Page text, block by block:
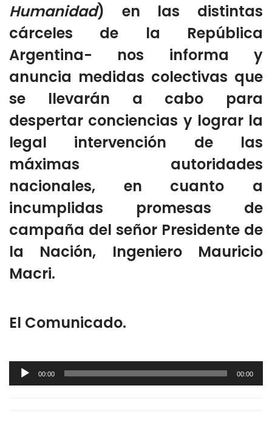
Humanidad) en las distintas
cárceles de la República
Argentina- nos informa y
anuncia medidas colectivas que
se llevarán a cabo para
despertar conciencias y lograr la
legal intervención de las
máximas autoridades
nacionales, en cuanto a
incumplidas promesas de
campaña del señor Presidente de
la Nación, Ingeniero Mauricio
Macri.
El Comunicado.
Audio
Player
00:00 00:00